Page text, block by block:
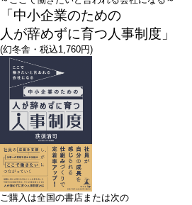
「中小企業のための
人が辞めずに育つ人事制度」
(幻冬舎・税込1,760円)
ご購入は全国の書店または次の